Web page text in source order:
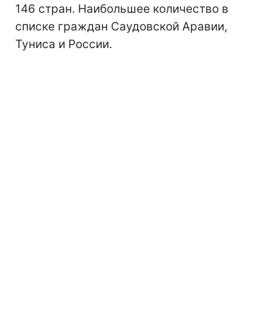
146 стран. Наибольшее количество в
списке граждан Саудовской Аравии,
Туниса и России.